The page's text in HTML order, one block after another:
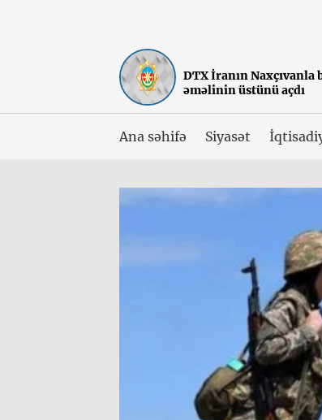
DTX İranın Naxçıvanla
əməlinin üstünü açdı
Ana səhifə Siyasət